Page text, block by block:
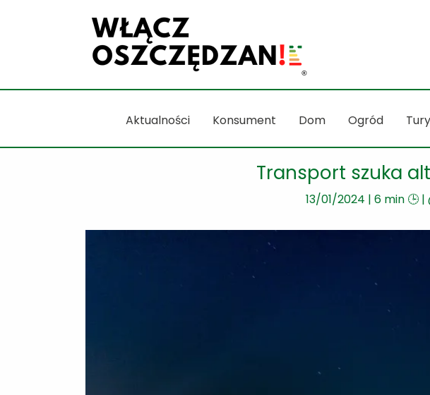
Aktualności Konsument Dom Ogród
Transport szuka
13/01/2024 | 6 min 🕒 |